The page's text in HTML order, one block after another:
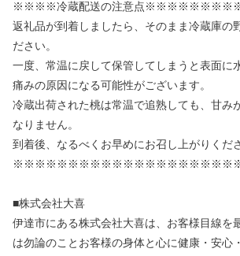
※※※※冷蔵配送の注意点
返礼品が到着しましたら、そのまま冷蔵庫の
ださい。
一度、常温に戻して保管してしまうと表面に
痛みの原因になる可能性がございます。
冷蔵出荷された桃は常温で追熟しても、甘み
なりません。
到着後、なるべくお早めにお召し上がりくだ
■株式会社大喜
伊達市にある株式会社大喜は、お客様目線を
は勿論のことお客様の身体と心に健康・安心